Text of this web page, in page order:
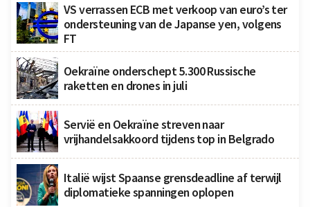
VS verrassen ECB met verkoop van euro’s ter
ondersteuning van de Japanse yen, volgens
FT
Oekraïne onderschept 5.300 Russische
raketten en drones in juli
Servië en Oekraïne streven naar
vrijhandelsakkoord tijdens top in Belgrado
Italië wijst Spaanse grensdeadline af terwijl
diplomatieke spanningen oplopen